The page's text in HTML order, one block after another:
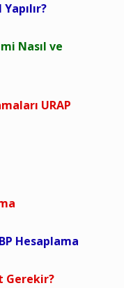
Nasıl ve
URAP
Hesaplama
Gerekir?